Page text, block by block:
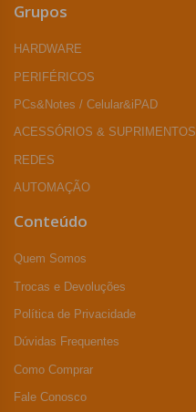
Grupos
HARDWARE
PERIFÉRICOS
PCs&Notes / Celular&iPAD
ACESSÓRIOS & SUPRIMENTOS
REDES
AUTOMAÇÃO
Conteúdo
Quem Somos
Trocas e Devoluções
Política de Privacidade
Dúvidas Frequentes
Como Comprar
Fale Conosco